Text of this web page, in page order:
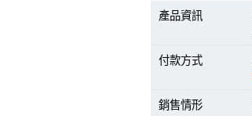
產品資訊
付款方式
銷售情形